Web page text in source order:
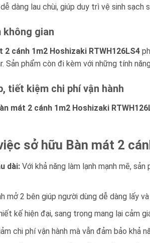
dàng lau chùi, giúp duy trì vệ sinh sạch
gian
2 cánh 1m2 Hoshizaki RTWH126LS4
Sản phẩm còn đi kèm với những tính
tiết kiệm chi phí vận hành
mát 2 cánh 1m2 Hoshizaki
sở hữu Bàn mát 2
dài:Với khả năng làm lạnh mạnh mẽ,
mở 2 bên giúp người dùng dễ dàng lấy
kế hiện đại, sang trọng mang lại cảm
chi phí vận hành mà vẫn đảm bảo khả